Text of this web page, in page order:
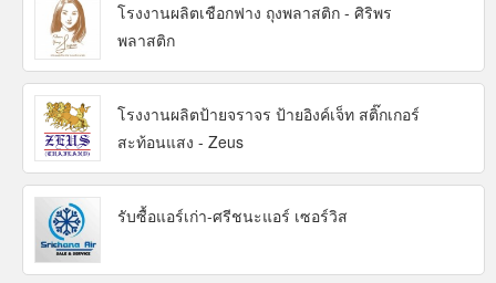
โรงงานผลิตเชือกฟาง ถุงพลาสติก - ศิริพร
พลาสติก
โรงงานผลิตป้ายจราจร ป้ายอิงค์เจ็ท สติ๊กเกอร์
สะท้อนแสง - Zeus
รับซื้อแอร์เก่า-ศรีชนะแอร์ เซอร์วิส